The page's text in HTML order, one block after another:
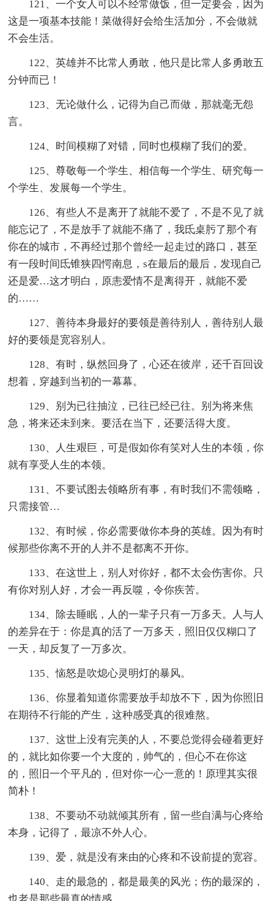
121、一个女人可以不经常做饭，但一定要会，因为
这是一项基本技能！菜做得好会给生活加分，不会做就
不会生活。
122、英雄并不比常人勇敢，他只是比常人多勇敢五
分钟而已！
123、无论做什么，记得为自己而做，那就毫无怨
言。
124、时间模糊了对错，同时也模糊了我们的爱。
125、尊敬每一个学生、相信每一个学生、研究每一
个学生、发展每一个学生。
126、有些人不是离开了就能不爱了，不是不见了就
能忘记了，不是放手了就能不痛了，我氐桌肟了那个有
你在的城市，不再经过那个曾经一起走过的路口，甚至
有一段时间氐锥狭四愕南息，s在最后的最后，发现自己
还是爱…这才明白，原恚爱情不是离得开，就能不爱
的……
127、善待本身最好的要领是善待别人，善待别人最
好的要领是宽容别人。
128、有时，纵然回身了，心还在彼岸，还千百回设
想着，穿越到当初的一幕幕。
129、别为已往抽泣，已往已经已往。别为将来焦
急，将来还未到来。要活在当下，还要活得大度。
130、人生艰巨，可是假如你有笑对人生的本领，你
就有享受人生的本领。
131、不要试图去领略所有事，有时我们不需领略，
只需接管…
132、有时候，你必需要做你本身的英雄。因为有时
候那些你离不开的人并不是都离不开你。
133、在这世上，别人对你好，都不太会伤害你。只
有你对别人好，才会一再反噬，令你疾苦。
134、除去睡眠，人的一辈子只有一万多天。人与人
的差异在于：你是真的活了一万多天，照旧仅仅糊口了
一天，却反复了一万多次。
135、恼怒是吹熄心灵明灯的暴风。
136、你显着知道你需要放手却放不下，因为你照旧
在期待不行能的产生，这种感受真的很难熬。
137、这世上没有完美的人，不要总觉得会碰着更好
的，就比如你要一个大度的，帅气的，但心不在你这
的，照旧一个平凡的，但对你一心一意的！原理其实很
简朴！
138、不要动不动就倾其所有，留一些自满与心疼给
本身，记得了，最凉不外人心。
139、爱，就是没有来由的心疼和不设前提的宽容。
140、走的最急的，都是最美的风光；伤的最深的，
也老是那些最真的情感。